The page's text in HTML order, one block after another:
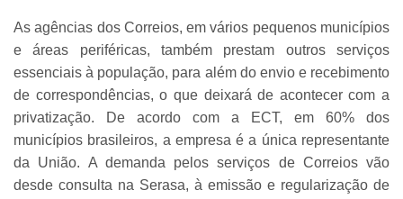
As agências dos Correios, em vários pequenos municípios
e áreas periféricas, também prestam outros serviços
essenciais à população, para além do envio e recebimento
de correspondências, o que deixará de acontecer com a
privatização. De acordo com a ECT, em 60% dos
municípios brasileiros, a empresa é a única representante
da União. A demanda pelos serviços de Correios vão
desde consulta na Serasa, à emissão e regularização de